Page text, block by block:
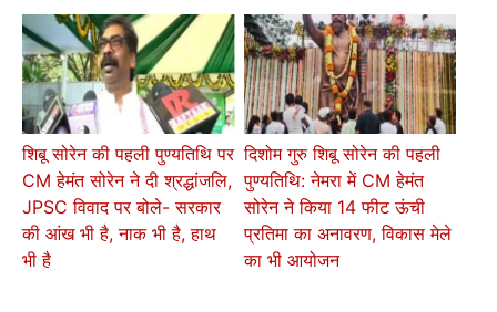
शिबू सोरेन की पहली पुण्यतिथि पर
CM हेमंत सोरेन ने दी श्रद्धांजलि,
JPSC विवाद पर बोले- सरकार
की आंख भी है, नाक भी है, हाथ
भी है
दिशोम गुरु शिबू सोरेन की पहली
पुण्यतिथि: नेमरा में CM हेमंत
सोरेन ने किया 14 फीट ऊंची
प्रतिमा का अनावरण, विकास मेले
का भी आयोजन